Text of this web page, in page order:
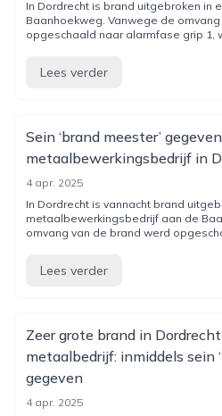
In Dordrecht is brand uitgebroken in
Baanhoekweg. Vanwege de
opgeschaald naar alarmfase grip 1,
Lees verder
Sein ‘brand meester’
metaalbewerkingsbedrijf in
4 apr. 2025
In Dordrecht is vannacht brand
metaalbewerkingsbedrijf aan de
omvang van de brand werd
Lees verder
Zeer grote brand in
metaalbedrijf: inmiddels sein
gegeven
4 apr. 2025